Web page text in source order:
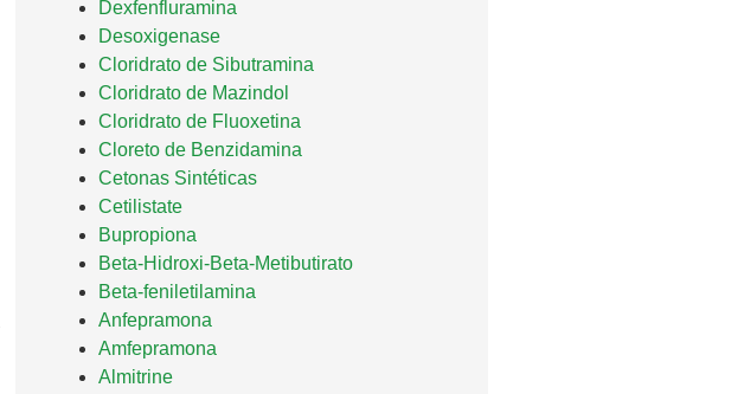
Dexfenfluramina
Desoxigenase
Cloridrato de Sibutramina
Cloridrato de Mazindol
Cloridrato de Fluoxetina
Cloreto de Benzidamina
Cetonas Sintéticas
Cetilistate
Bupropiona
Beta-Hidroxi-Beta-Metibutirato
Beta-feniletilamina
Anfepramona
Amfepramona
Almitrine